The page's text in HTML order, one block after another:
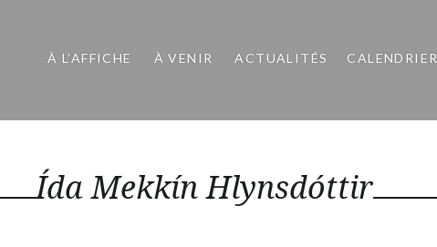
À L’AFFICHE À VENIR ACTUALITÉS CALENDRIER
Ída Mekkín Hlynsdóttir